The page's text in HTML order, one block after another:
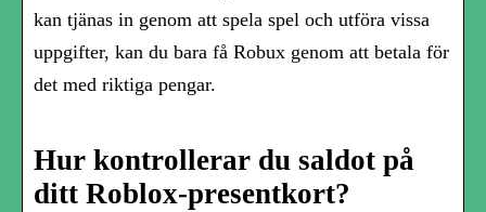
kan tjänas in genom att spela spel och utföra vissa
uppgifter, kan du bara få Robux genom att betala för
det med riktiga pengar.
Hur kontrollerar du saldot på
ditt Roblox-presentkort?